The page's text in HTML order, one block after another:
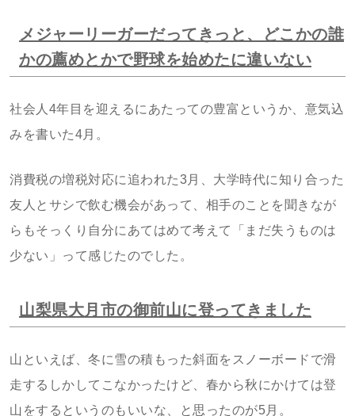
メジャーリーガーだってきっと、どこかの誰
かの薦めとかで野球を始めたに違いない
社会人4年目を迎えるにあたっての豊富というか、意気込
みを書いた4月。
消費税の増税対応に追われた3月、大学時代に知り合った
友人とサシで飲む機会があって、相手のことを聞きなが
らもそっくり自分にあてはめて考えて「まだ失うものは
少ない」って感じたのでした。
山梨県大月市の御前山に登ってきました
山といえば、冬に雪の積もった斜面をスノーボードで滑
走するしかしてこなかったけど、春から秋にかけては登
山をするというのもいいな、と思ったのが5月。